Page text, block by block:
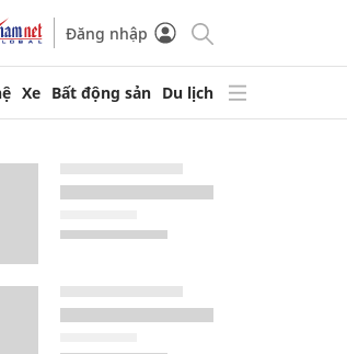
Đăng nhập
Xe Bất động sản Du lịch